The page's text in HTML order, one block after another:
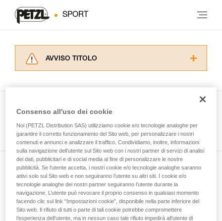
SPORT
AVVISO TITOLO
La padronanza di queste tecniche richiede una
formazione ed un addestramento specifico.
Verificate con un professionista la vostra
capacità di rifare la manovra, da soli, in piena
sicurezza, prima di riprodurla autonomamente.
Forniamo esempi di tecniche relative alla vostra
attività. Ne possono esistere altre che non
vengono qui descritte.
Guarda tutti i consigli tecnici
Iscriviti alla newsletter
e rimani connesso alle nostre novità
E-mail *
Consenso all'uso dei cookie
Noi (PETZL Distribution SAS) utilizziamo cookie e/o tecnologie analoghe per
garantire il corretto funzionamento del Sito web, per personalizzare i nostri
contenuti e annunci e analizzare il traffico. Condividiamo, inoltre, informazioni
sulla navigazione dell’utente sul Sito web con i nostri partner di servizi di analisi
dei dati, pubblicitari e di social media al fine di personalizzare le nostre
pubblicità. Se l’utente accetta, i nostri cookie e/o tecnologie analoghe saranno
attivi solo sul Sito web e non seguiranno l’utente su altri siti. I cookie e/o
tecnologie analoghe dei nostri partner seguiranno l’utente durante la
navigazione. L’utente può revocare il proprio consenso in qualsiasi momento
facendo clic sul link “Impostazioni cookie”, disponibile nella parte inferiore del
Sito web. Il rifiuto di tutti o parte di tali cookie potrebbe compromettere
l’esperienza dell’utente, ma in nessun caso tale rifiuto impedirà all’utente di